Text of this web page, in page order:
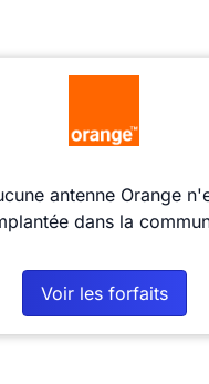
antenne Orange
dans la
Voir les forfaits